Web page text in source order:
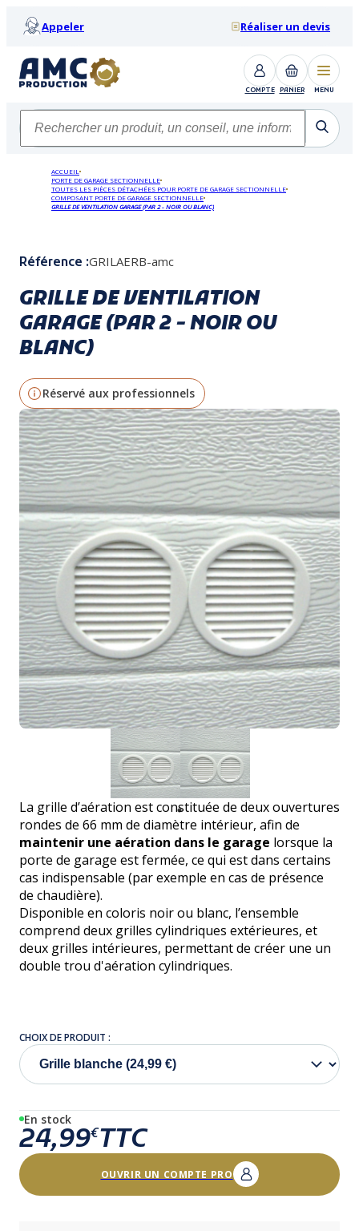
Appeler Réaliser un devis
COMPTE PANIER MENU
ACCUEIL
PORTE DE GARAGE SECTIONNELLE
TOUTES LES PIÈCES DÉTACHÉES POUR PORTE DE GARAGE SECTIONNELLE
COMPOSANT PORTE DE GARAGE SECTIONNELLE
GRILLE DE VENTILATION GARAGE (PAR 2 - NOIR OU BLANC)
Référence :GRILAERB-amc
GRILLE DE VENTILATION
GARAGE (PAR 2 - NOIR OU
BLANC)
Réservé aux professionnels
La grille d’aération est constituée de deux ouvertures
rondes de 66 mm de diamètre intérieur, afin de
maintenir une aération dans le garage lorsque la
porte de garage est fermée, ce qui est dans certains
cas indispensable (par exemple en cas de présence
de chaudière).
Disponible en coloris noir ou blanc, l’ensemble
comprend deux grilles cylindriques extérieures, et
deux grilles intérieures, permettant de créer une un
double trou d'aération cylindriques.
CHOIX DE PRODUIT :
En stock
24,99€TTC
OUVRIR UN COMPTE PRO